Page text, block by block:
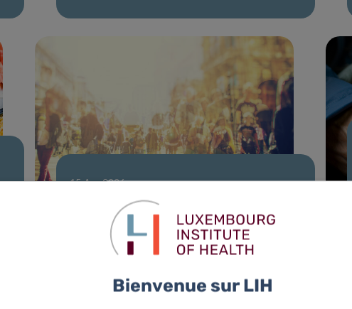
15 Avr 2026
L’équipe du LIH fait progresser la
recherche sur l’exposome chimique
humain
Bienvenue sur LIH